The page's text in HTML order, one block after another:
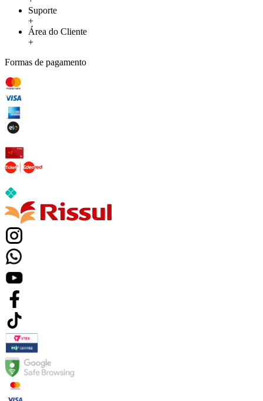
Suporte
+
Área do Cliente
+
Formas de pagamento